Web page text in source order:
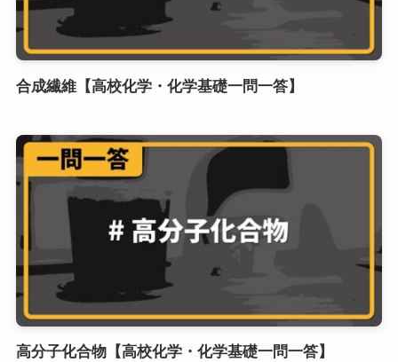
合成繊維【高校化学・化学基礎一問一答】
高分子化合物【高校化学・化学基礎一問一答】